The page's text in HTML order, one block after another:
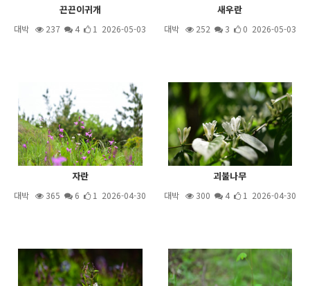
끈끈이귀개
대박 237 4 1 2026-05-03
새우란
대박 252 3 0 2026-05-03
자란
대박 365 6 1 2026-04-30
괴불나무
대박 300 4 1 2026-04-30